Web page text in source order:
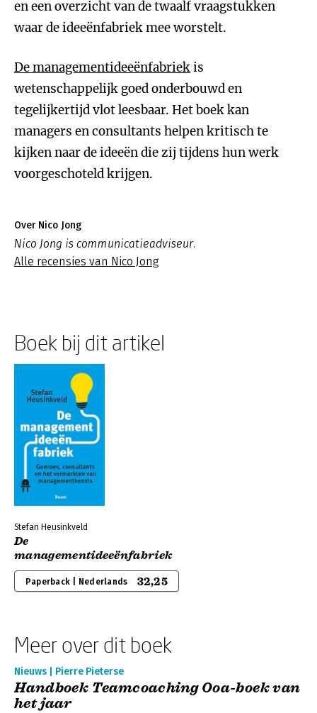
en een overzicht van de twaalf vraagstukken
waar de ideeënfabriek mee worstelt.
De managementideeënfabriekis
wetenschappelijk goed onderbouwd en
tegelijkertijd vlot leesbaar. Het boek kan
managers en consultants helpen kritisch te
kijken naar de ideeën die zij tijdens hun werk
voorgeschoteld krijgen.
Over Nico Jong
Nico Jong is communicatieadviseur.
Alle recensies van Nico Jong
Boek bij dit artikel
Stefan Heusinkveld
De
managementideeënfabriek
Paperback | Nederlands 32,25
Meer over dit boek
Nieuws | Pierre Pieterse
Handboek Teamcoaching Ooa-boek van
het jaar